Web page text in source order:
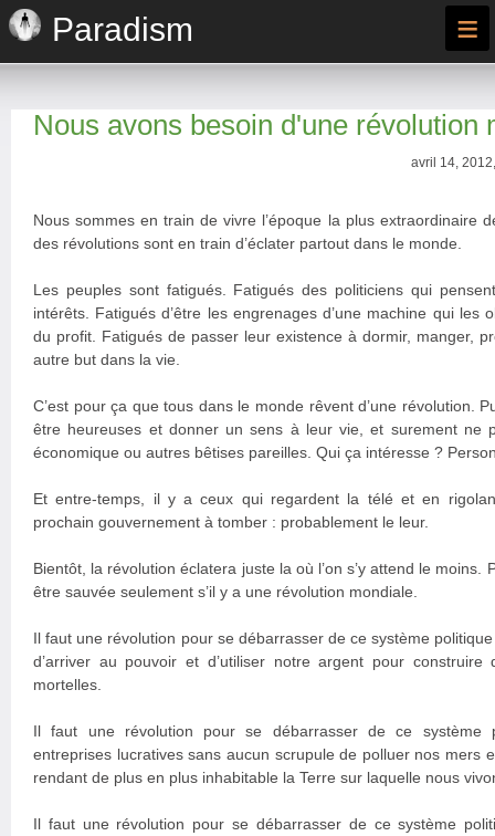
Paradism ≡
Nous avons besoin d'une révolution
avril 14,
Nous sommes en train de vivre l’époque la plus extraordinaire
des révolutions sont en train d’éclater partout dans le monde.
Les peuples sont fatigués. Fatigués des politiciens qui
intérêts. Fatigués d’être les engrenages d’une machine qui les
du profit. Fatigués de passer leur existence à dormir, manger,
autre but dans la vie.
C’est pour ça que tous dans le monde rêvent d’une révolution.
être heureuses et donner un sens à leur vie, et surement ne
économique ou autres bêtises pareilles. Qui ça intéresse ?
Et entre-temps, il y a ceux qui regardent la télé et en
prochain gouvernement à tomber : probablement le leur.
Bientôt, la révolution éclatera juste la où l’on s’y attend le moins.
être sauvée seulement s’il y a une révolution mondiale.
Il faut une révolution pour se débarrasser de ce système
d’arriver au pouvoir et d’utiliser notre argent pour
mortelles.
Il faut une révolution pour se débarrasser de ce système
entreprises lucratives sans aucun scrupule de polluer nos mers
rendant de plus en plus inhabitable la Terre sur laquelle nous
Il faut une révolution pour se débarrasser de ce système